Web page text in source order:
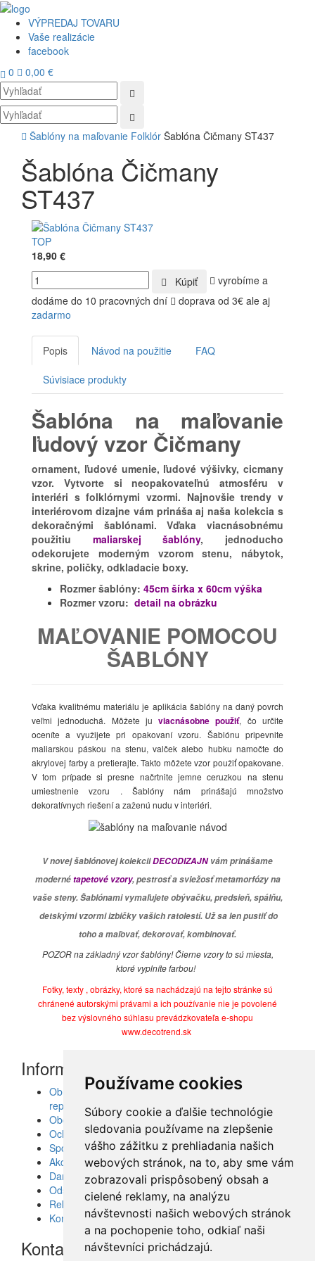
Používame cookies
Súbory cookie a ďalšie technológie
sledovania používame na zlepšenie
vášho zážitku z prehliadania našich
webových stránok, na to, aby sme vám
zobrazovali prispôsobený obsah a
cielené reklamy, na analýzu
návštevnosti našich webových stránok
a na pochopenie toho, odkiaľ naši
návštevníci prichádzajú.
VÝPREDAJ TOVARU
Vaše realizácie
facebook
0 0,00 €
Šablóny na maľovanie Folklór Šablóna Čičmany ST437
Šablóna Čičmany
ST437
TOP
18,90 €
Kúpiť
vyrobíme a
dodáme do 10 pracovných dní
doprava od 3€ ale aj
zadarmo
Popis Návod na použitie FAQ
Súvisiace produkty
Šablóna na maľovanie
ľudový vzor Čičmany
ornament, ľudové umenie, ľudové výšivky, cicmany
vzor. Vytvorte si neopakovateľnú atmosféru v
interiéri s folklórnymi vzormi. Najnovšie trendy v
interiérovom dizajne vám prináša aj naša kolekcia s
dekoračnými šablónami. Vďaka viacnásobnému
použitiu maliarskej šablóny, jednoducho
odekorujete moderným vzorom stenu, nábytok,
skrine, poličky, odkladacie boxy.
Rozmer šablóny: 45cm šírka x 60cm výška
Rozmer vzoru: detail na obrázku
MAĽOVANIE POMOCOU
ŠABLÓNY
Vďaka kvalitnému materiálu je aplikácia šablóny na daný povrch
veľmi jednoduchá. Môžete juviacnásobne použiť, čo určite
oceníte a využijete pri opakovaní vzoru. Šablónu pripevnite
maliarskou páskou na stenu, valček alebo hubku namočte do
akrylovej farby a pretierajte. Takto môžete vzor použiť opakovane.
V tom prípade si presne načrtnite jemne ceruzkou na stenu
umiestnenie vzoru . Šablóny nám prinášajú množstvo
dekoratívnych riešení a zaženú nudu v interiéri.
V novej šablónovej kolekciiDECODIZAJN vám prinášame
moderné tapetové vzory, pestrosť a sviežosť metamorfózy na
vaše steny. Šablónami vymaľujete obývačku, predsieň, spálňu,
detskými vzormi izbičky vašich ratolestí. Už sa len pustiť do
toho a maľovať, dekorovať, kombinovať.
POZOR na základný vzor šablóny! Čierne vzory to sú miesta,
ktoré vyplníte farbou!
Fotky, texty , obrázky, ktoré sa nachádzajú na tejto stránke sú
chránené autorskými právami a ich používanie nie je povolené
bez výslovného súhlasu prevádzkovateľa e-shopu
www.decotrend.sk
Informácie
Obrazy, nálepky, fototapety, šablóny, dekorácie,
reprodukcie
Obchodné podmienky
Ochrana osobných údajov
Spolupráca
Akcie a Doručenie
Darčekové poukážky
Odstúpenie od zmluvy - vrátenie tovaru
Reklamácia tovaru
Kontakt
Kontakt